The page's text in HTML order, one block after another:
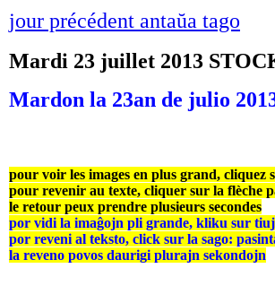
jour précédent antaŭa tago
Mardi 23 juillet 2013
Mardon la 23an de julio
pour voir les images en plus grand, cliquez
pour revenir au texte, cliquer sur la flèche
le retour peux prendre plusieurs secondes
por vidi la imaĝojn pli grande, kliku sur
por reveni al teksto, click sur la sago:
la reveno povos daurigi plurajn sekondojn